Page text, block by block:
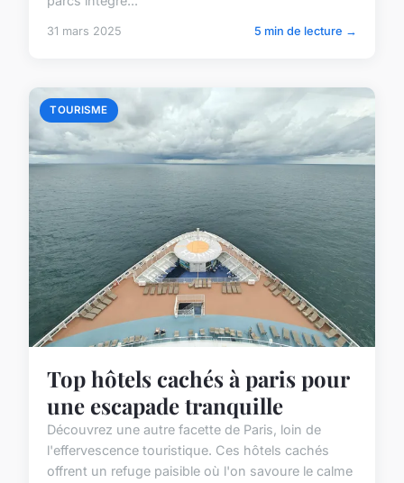
31 mars 2025 5 min de lecture →
TOURISME
Top hôtels cachés à paris pour
une escapade tranquille
Découvrez une autre facette de Paris, loin de
l'effervescence touristique. Ces hôtels cachés
offrent un refuge paisible où l'on savoure le calme